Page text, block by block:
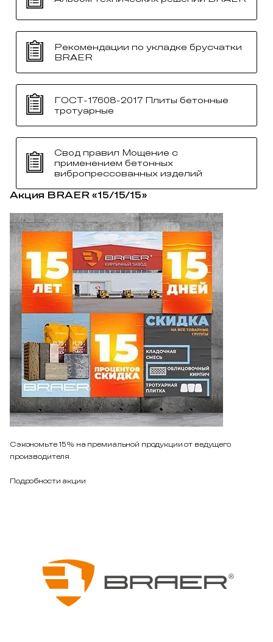
Рекомендации по укладке брусчатки
BRAER
ГОСТ-17608-2017 Плиты бетонные
тротуарные
Свод правил Мощение с
применением бетонных
вибропрессованных изделий
Акция BRAER «15/15/15»
Сэкономьте 15% на премиальной продукции от ведущего
производителя.
Подробности акции